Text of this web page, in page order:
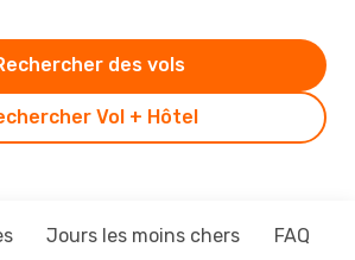
Vol + Hôtel
des vols
Jours les moins chers FAQ